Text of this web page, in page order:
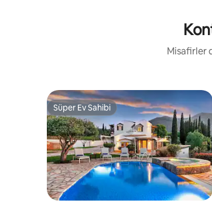
Misafirler
Süper Ev Sahibi
Süper Ev Sahibi